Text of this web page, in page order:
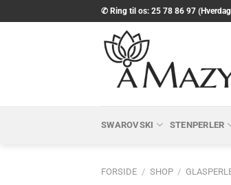
til
✆ Ring til os: 25 78 86 97
SWAROVSKI STENPERLER
FORSIDE / SHOP /